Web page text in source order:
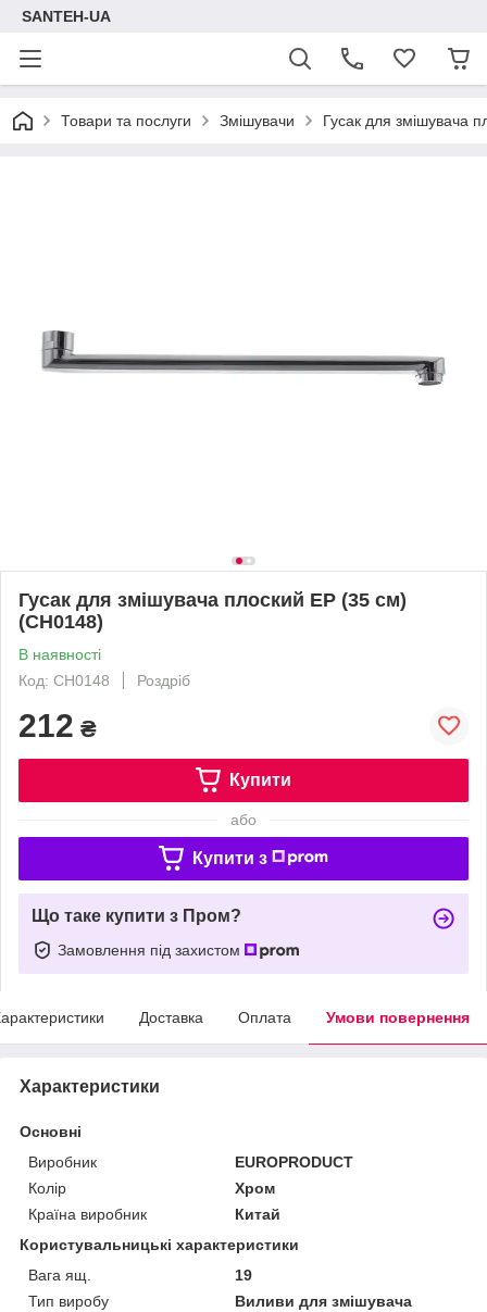
SANTEH-UA
Товари та послуги Змішувачи Гусак для змішувача
Гусак для змішувача плоский EP (35 см)
(CH0148)
В наявності
Код: CH0148
Роздріб
212 ₴
Купити
або
Купити з
Що таке купити з Пром?
Замовлення під захистом
Доставка Оплата Умови повернення
Характеристики
Основні
Виробник
EUROPRODUCT
Колір
Хром
Країна виробник
Китай
Користувальницькі характеристики
Вага ящ.
19
Тип виробу
Виливи для змішувача